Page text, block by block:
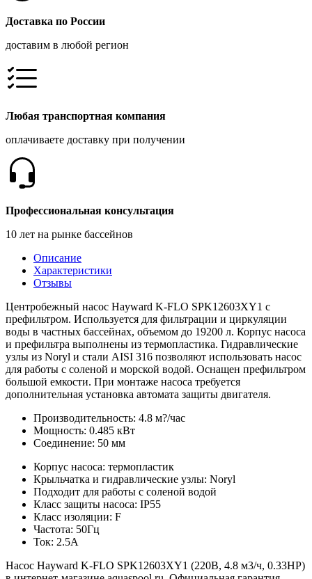
Доставка по России
доставим в любой регион
Любая транспортная компания
оплачиваете доставку при получении
Профессиональная консультация
10 лет на рынке бассейнов
Описание
Характеристики
Отзывы
Центробежный насос Hayward K-FLO SPK12603XY1 с
префильтром. Используется для фильтрации и циркуляции
воды в частных бассейнах, объемом до 19200 л. Корпус насоса
и префильтра выполнены из термопластика. Гидравлические
узлы из Noryl и стали AISI 316 позволяют использовать насос
для работы с соленой и морской водой. Оснащен префильтром
большой емкости. При монтаже насоса требуется
дополнительная установка автомата защиты двигателя.
Производительность: 4.8 м?/час
Мощность: 0.485 кВт
Соединение: 50 мм
Корпус насоса: термопластик
Крыльчатка и гидравлические узлы: Noryl
Подходит для работы с соленой водой
Класс защиты насоса: IP55
Класс изоляции: F
Частота: 50Гц
Ток: 2.5А
Насос Hayward K-FLO SPK12603XY1 (220В, 4.8 м3/ч, 0.33НР)